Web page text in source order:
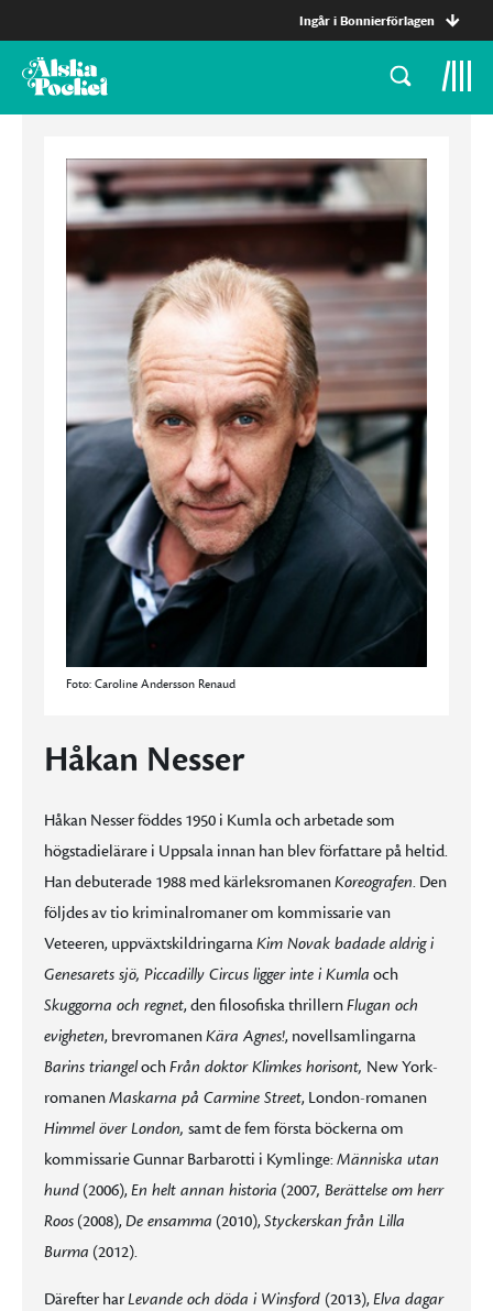
Ingår i Bonnierförlagen
Foto: Caroline Andersson Renaud
Håkan Nesser
Håkan Nesser föddes 1950 i Kumla och arbetade som
högstadielärare i Uppsala innan han blev författare på heltid.
Han debuterade 1988 med kärleksromanenKoreografen. Den
följdes av tio kriminalromaner om kommissarie van
Veteeren, uppväxtskildringarnaKim Novak badade aldrig i
Genesarets sjö, Piccadilly Circus ligger inte i Kumla och
Skuggorna och regnet, den filosofiska thrillernFlugan och
evigheten, brevromanenKära Agnes!, novellsamlingarna
Barins triangelochFrån doktor Klimkes horisont, New York-
romanenMaskarna på Carmine Street, London-romanen
Himmel över London, samt de fem första böckerna om
kommissarie Gunnar Barbarotti i Kymlinge:Människa utan
hund (2006), En helt annan historia (2007, Berättelse om herr
Roos (2008), De ensamma (2010), Styckerskan från Lilla
Burma (2012).
Därefter harLevande och döda i Winsford (2013), Elva dagar